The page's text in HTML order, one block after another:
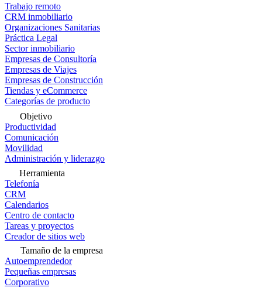
Trabajo remoto
CRM inmobiliario
Organizaciones Sanitarias
Práctica Legal
Sector inmobiliario
Empresas de Consultoría
Empresas de Viajes
Empresas de Construcción
Tiendas y eCommerce
Categorías de producto
Objetivo
Productividad
Comunicación
Movilidad
Administración y liderazgo
Herramienta
Telefonía
CRM
Calendarios
Centro de contacto
Tareas y proyectos
Creador de sitios web
Tamaño de la empresa
Autoemprendedor
Pequeñas empresas
Corporativo